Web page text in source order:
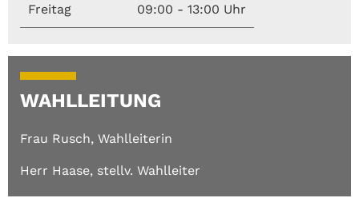
Freitag 09:00 - 13:00 Uhr
WAHLLEITUNG
Frau Rusch, Wahlleiterin
Herr Haase, stellv. Wahlleiter